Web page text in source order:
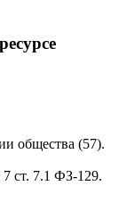
общества (57).
ст. 7.1 ФЗ-129.